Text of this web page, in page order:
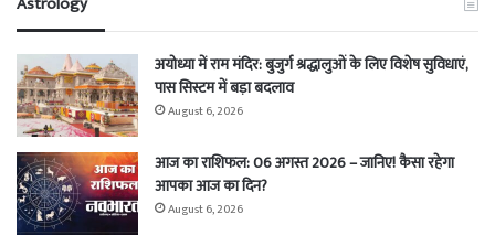
अयोध्या में राम मंदिर: बुजुर्ग श्रद्धालुओं के लिए विशेष सुविधाएं,
पास सिस्टम में बड़ा बदलाव
August 6, 2026
आज का राशिफल: 06 अगस्त 2026 – जानिए! कैसा रहेगा
आपका आज का दिन?
August 6, 2026